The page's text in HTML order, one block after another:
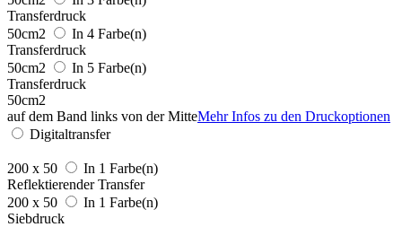
Transferdruck
50cm2
In 4 Farbe(n)
Transferdruck
50cm2
In 5 Farbe(n)
Transferdruck
50cm2
auf dem Band links von der MitteMehr Infos zu den Druckoptionen
Digitaltransfer
200 x 50
In 1 Farbe(n)
Reflektierender Transfer
200 x 50
In 1 Farbe(n)
Siebdruck